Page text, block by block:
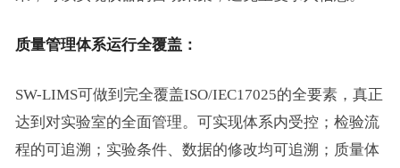
质量管理体系运行全覆盖：
SW-LIMS可做到完全覆盖ISO/IEC17025的全要素，真正
达到对实验室的全面管理。可实现体系内受控；检验流
程的可追溯；实验条件、数据的修改均可追溯；质量体